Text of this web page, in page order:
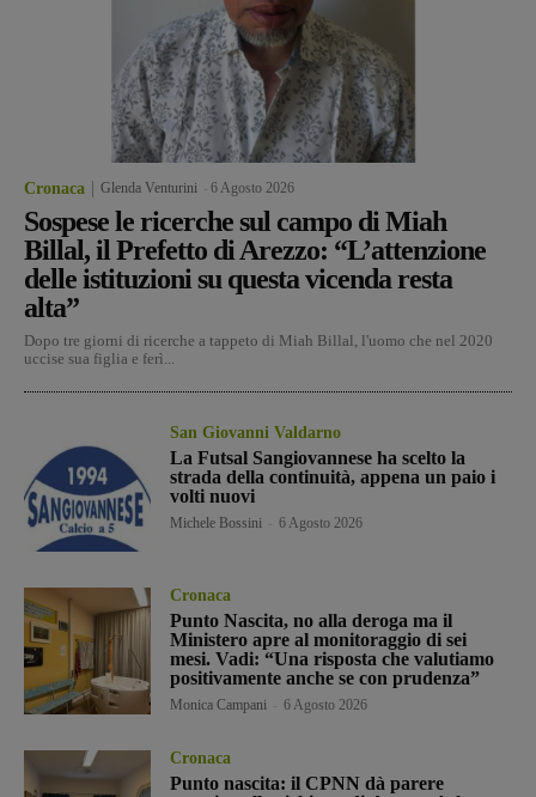
Cronaca Glenda Venturini 6 Agosto 2026
Sospese le ricerche sul campo di Miah
Billal, il Prefetto di Arezzo: “L’attenzione
delle istituzioni su questa vicenda resta
alta”
Dopo tre giorni di ricerche a tappeto di Miah Billal, l'uomo che nel 2020
uccise sua figlia e ferì...
San Giovanni Valdarno
La Futsal Sangiovannese ha scelto la
strada della continuità, appena un paio i
volti nuovi
Michele Bossini 6 Agosto 2026
Cronaca
Punto Nascita, no alla deroga ma il
Ministero apre al monitoraggio di sei
mesi. Vadi: “Una risposta che valutiamo
positivamente anche se con prudenza”
Monica Campani 6 Agosto 2026
Cronaca
Punto nascita: il CPNN dà parere